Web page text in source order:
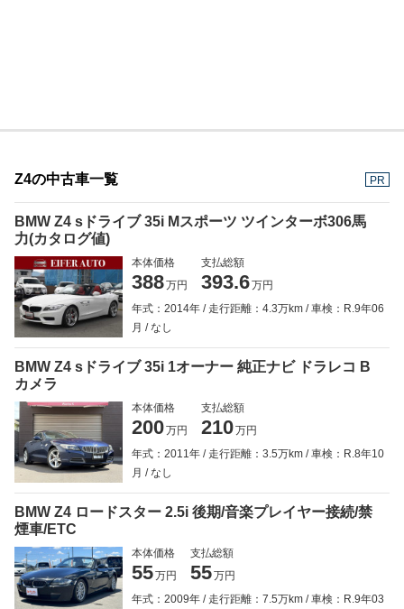
Z4の中古車一覧 PR
BMW Z4 sドライブ 35i Mスポーツ ツインターボ306馬
力(カタログ値)
本体価格
388万円
支払総額
393.6万円
年式：2014年
走行距離：4.3万km
車検：R.9年06
月
なし
BMW Z4 sドライブ 35i 1オーナー 純正ナビ ドラレコ B
カメラ
本体価格
200万円
支払総額
210万円
年式：2011年
走行距離：3.5万km
車検：R.8年10
月
なし
BMW Z4 ロードスター 2.5i 後期/音楽プレイヤー接続/禁
煙車/ETC
本体価格
55万円
支払総額
55万円
年式：2009年
走行距離：7.5万km
車検：R.9年03